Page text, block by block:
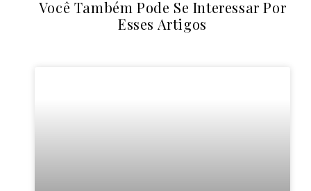
Você Também Pode Se Interessar Por
Esses Artigos